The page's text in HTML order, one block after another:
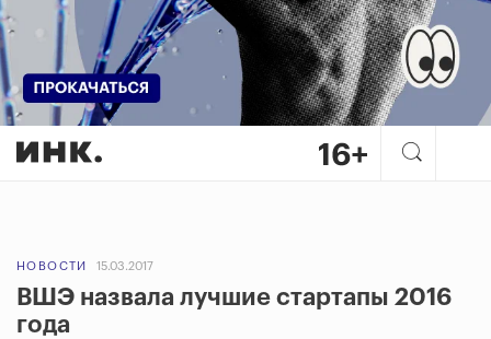
НОВОСТИ 15.03.2017
ВШЭ назвала лучшие стартапы 2016
года